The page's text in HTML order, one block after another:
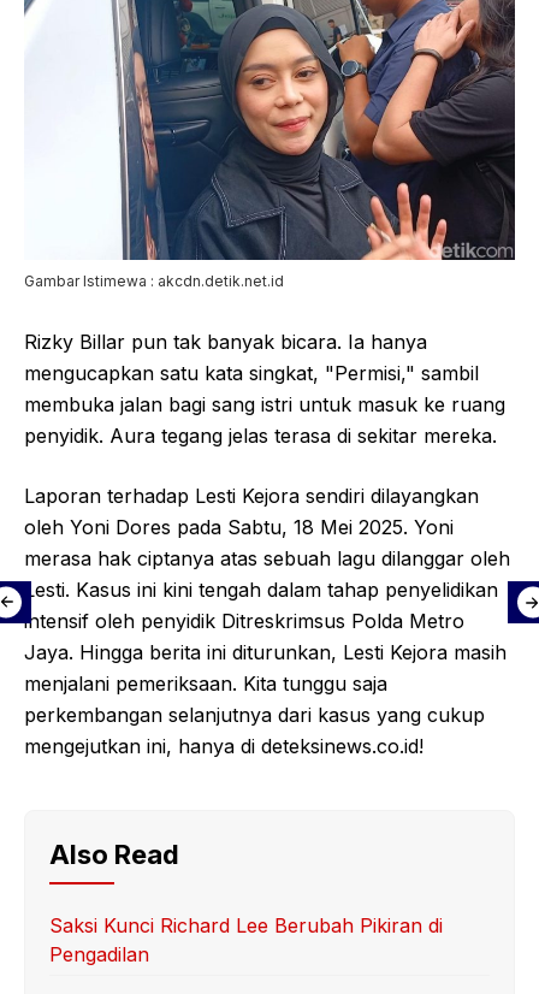
Gambar Istimewa : akcdn.detik.net.id
Rizky Billar pun tak banyak bicara. Ia hanya
mengucapkan satu kata singkat, "Permisi," sambil
membuka jalan bagi sang istri untuk masuk ke ruang
penyidik. Aura tegang jelas terasa di sekitar mereka.
Laporan terhadap Lesti Kejora sendiri dilayangkan
oleh Yoni Dores pada Sabtu, 18 Mei 2025. Yoni
merasa hak ciptanya atas sebuah lagu dilanggar oleh
Lesti. Kasus ini kini tengah dalam tahap penyelidikan
intensif oleh penyidik Ditreskrimsus Polda Metro
Jaya. Hingga berita ini diturunkan, Lesti Kejora masih
menjalani pemeriksaan. Kita tunggu saja
perkembangan selanjutnya dari kasus yang cukup
mengejutkan ini, hanya di deteksinews.co.id!
Also Read
Saksi Kunci Richard Lee Berubah Pikiran di
Pengadilan